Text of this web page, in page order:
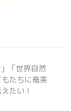
「世界自然
たちに奄美
たい！